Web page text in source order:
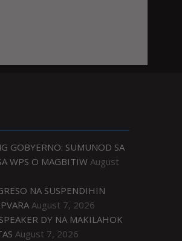
GOBYERNO: SUMUNOD SA
WPS O MAGBITIW August
NA SUSPENDIHIN
August 7, 2026
DY NA MAKILAHOK
August 7, 2026